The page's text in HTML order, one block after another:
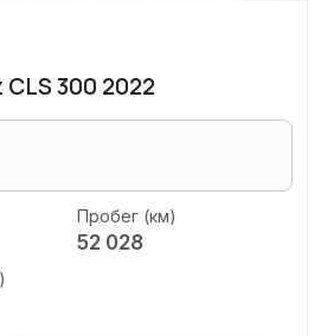
300 2022
Пробег (км)
52 028